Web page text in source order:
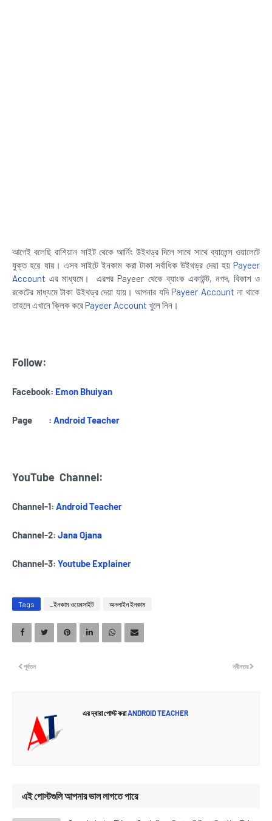
আগেই বলেছি রাশিয়ান সাইট থেকে আর্নিং উইথড্র দিলে সাথে সাথে ব্যালেন্স ওয়ালেটে
যুক্ত হয়ে যায়। এসব সাইটে ইনকাম করা টাকা সর্বাধিক উইথড্র দেয়া হয় Payeer
Account এর মাধ্যমে। এরপর Payeer থেকে ব্যাংক একাউন্ট, নগদ, বিকাশ ও
রকেটের মাধ্যমে টাকা উইথড্র দেয়া যায়। আপনার যদিPayeer Account না থাকে
তাহলে এখানে ক্লিক করেPayeer Account খুলে নিন।
Follow:
Facebook: Emon Bhuiyan
Page : Android Teacher
YouTube Channel:
Channel-1: Android Teacher
Channel-2: Jana Ojana
Channel-3: Youtube Explainer
Tags _ইনকাম ওয়েবসাইট অনলাইন ইনকাম
নবীনতর
পূর্বতন
এর দ্বারা পোস্ট করাANDROID TEACHER
এই পোস্টগুলি আপনার ভাল লাগতে পারে